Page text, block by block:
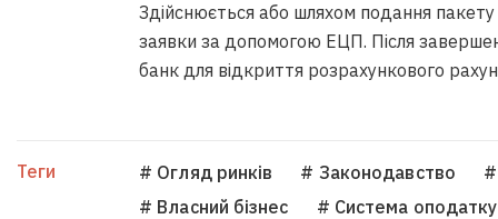
Здійснюється або шляхом подання
заявки за допомогою ЕЦП. Після
банк для відкриття розрахункового
Теги # Огляд ринків # Законодавство
# Власний бізнес
# Система